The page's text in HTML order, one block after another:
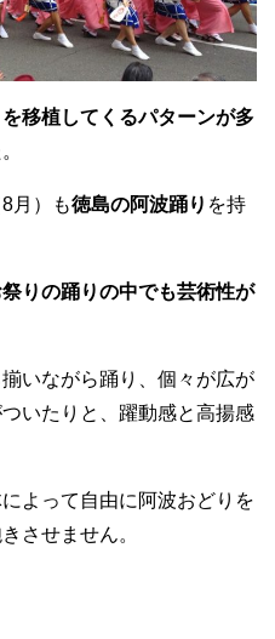
移植してくるパターンが多
8月）も徳島の阿波踊り を持
りの踊りの中でも芸術性が
いながら踊り、個々が広が
いたりと、躍動感と高揚感
よって自由に阿波おどりを
させません。